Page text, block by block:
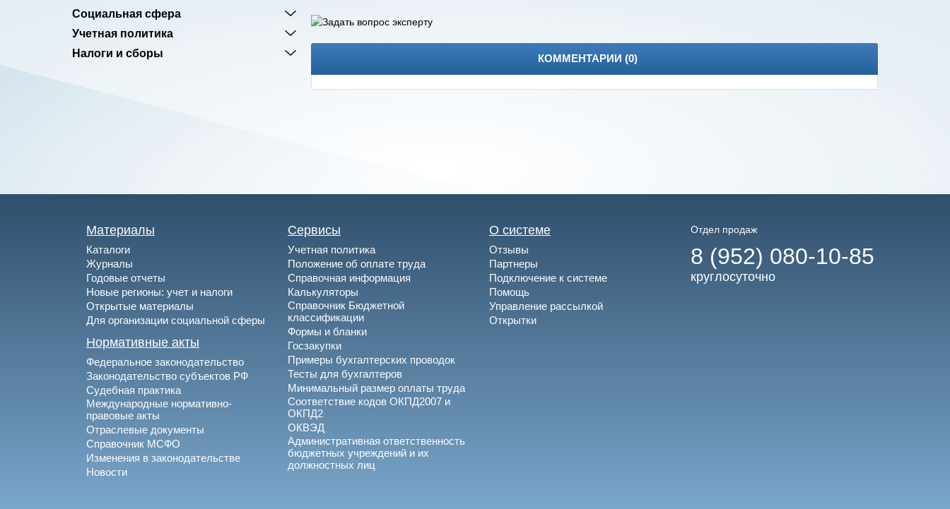
Социальная сфера
Учетная политика
Налоги и сборы
КОММЕНТАРИИ (0)
Материалы
Каталоги
Журналы
Годовые отчеты
Новые регионы: учет и налоги
Открытые материалы
Для организации социальной сферы
Нормативные акты
Федеральное законодательство
Законодательство субъектов РФ
Судебная практика
Международные нормативно-
правовые акты
Отраслевые документы
Справочник МСФО
Изменения в законодательстве
Новости
Сервисы
Учетная политика
Положение об оплате труда
Справочная информация
Калькуляторы
Справочник Бюджетной
классификации
Формы и бланки
Госзакупки
Примеры бухгалтерских проводок
Тесты для бухгалтеров
Минимальный размер оплаты труда
Соответствие кодов ОКПД2007 и
ОКПД2
ОКВЭД
Административная ответственность
бюджетных учреждений и их
должностных лиц
О системе
Отзывы
Партнеры
Подключение к системе
Помощь
Управление рассылкой
Открытки
Отдел продаж
8 (952) 080-10-85
круглосуточно